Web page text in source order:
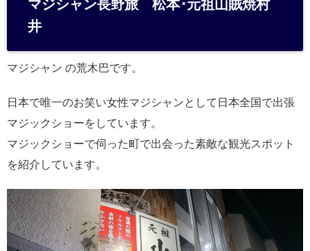
マジシャン長野旅 松本･元祖山賊焼村
井
マジシャン の荒木巴です。
日本で唯一のお笑い女性マジシャンとして日本全国で出張
マジックショーをしています。
マジックショーで伺った町で出会った素敵な観光スポット
を紹介しています。